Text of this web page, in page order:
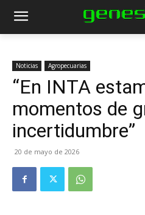
Noticias Agropecuarias
“En INTA
momentos de
incertidumbre”
20 de mayo de 2026